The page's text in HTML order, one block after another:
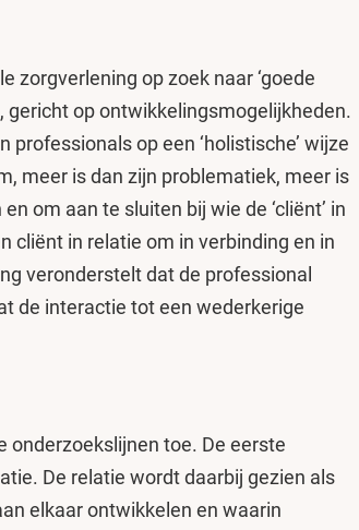
zorgverlening op zoek naar ‘goede
gericht op ontwikkelingsmogelijkheden.
op een ‘holistische’ wijze
meer is dan zijn problematiek, meer is
om aan te sluiten bij wie de ‘cliënt’ in
cliënt in relatie om in verbinding en in
veronderstelt dat de professional
de interactie tot een wederkerige
onderzoekslijnen toe. De eerste
De relatie wordt daarbij gezien als
elkaar ontwikkelen en waarin